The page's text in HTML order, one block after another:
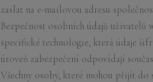
zaslat na e-mailovou adresu
Bezpečnost osobních údajů
specifické technologie, která údaje
úroveň zabezpečení odpovídají
Všechny osoby, které mohou přijít